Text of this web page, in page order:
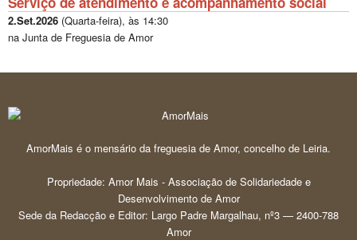
2.Set.2026 (Quarta-feira), às 14:30
na Junta de Freguesia de Amor
AmorMais é o mensário da freguesia de Amor, concelho de Leiria.
Propriedade: Amor Mais - Associação de Solidariedade e
Desenvolvimento de Amor
Sede da Redacção e Editor: Largo Padre Margalhau, nº3 — 2400-788
Amor